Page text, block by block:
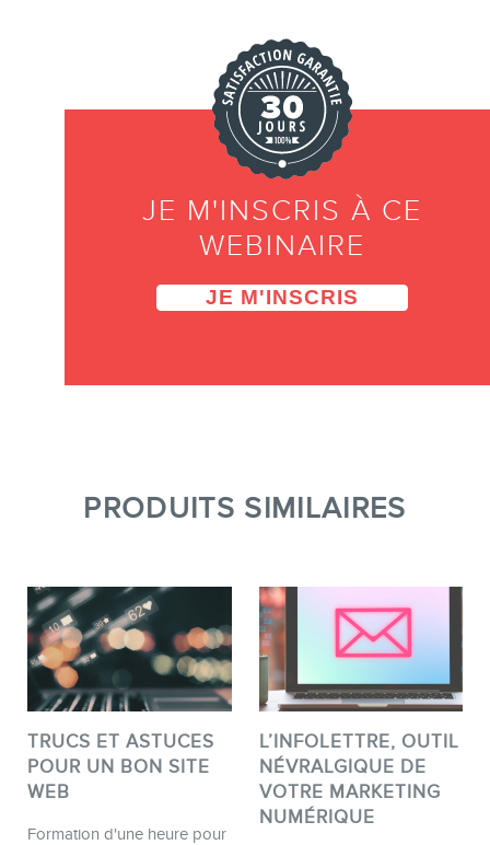
JE M'INSCRIS À CE
WEBINAIRE
JE M'INSCRIS
PRODUITS SIMILAIRES
TRUCS ET ASTUCES
POUR UN BON SITE
WEB
Formation d'une heure pour
L’INFOLETTRE, OUTIL
NÉVRALGIQUE DE
VOTRE MARKETING
NUMÉRIQUE